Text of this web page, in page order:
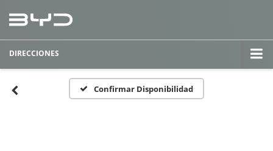
DIRECCIONES
Confirmar Disponibilidad
Por favor, revise luego